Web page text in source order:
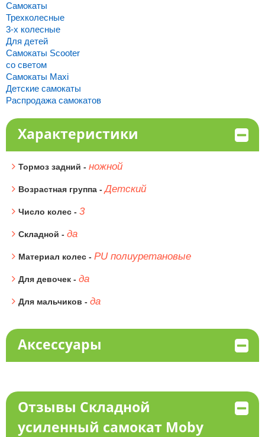
Самокаты
Трехколесные
3-х колесные
Для детей
Самокаты Scooter
со светом
Самокаты Maxi
Детские самокаты
Распродажа самокатов
Характеристики
Тормоз задний - ножной
Возрастная группа -Детский
Число колес - 3
Складной - да
Материал колес - PU полиуретановые
Для девочек - да
Для мальчиков - да
Аксессуары
Отзывы Складной
усиленный самокат Moby